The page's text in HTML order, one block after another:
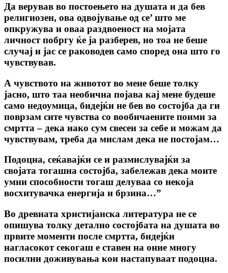
Да верував во постоењето на душата и да бев
религиозен, ова одвојување од се’ што ме
опкружува и оваа раздвоеност на мојата
личност побргу ќе ја разберев, но тоа не беше
случај и јас се раководев само според она што го
чувствував.
А чувството на животот во мене беше толку
јасно, што таа необична појава кај мене будеше
само недоумица, бидејќи не бев во состојба да ги
поврзам сите чувства co вообичаените поими за
смртта – дека иако сум свесен за себе и можам да
чувствувам, треба да мислам дека не постојам…
Подоцна, сеќавајќи се и размислувајќи за
својата тогашна состојба, забележав дека моите
умни способности тогаш делуваа co некоја
восхитувачка енергија и брзина…”
Bo древната христијанска литература не се
опишува толку детално состојбата на душата во
првите моменти после смртта, бидејќи
нагласокот секогаш е ставен на оние многу
посилни доживувања кои настапуваат подоцна.